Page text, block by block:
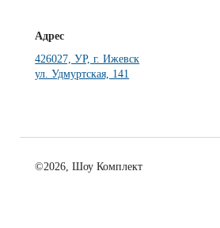
Адрес
426027, УР, г. Ижевск
ул. Удмуртская, 141
©2026, Шоу Комплект